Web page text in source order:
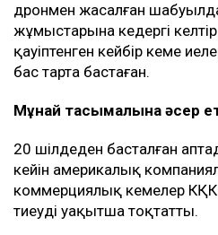
дронмен жасалған
жұмыстарына кедергі
қауіптенген кейбір кеме
бас тарта бастаған.
Мұнай тасымалына әсер
20 шілдеден басталған
кейін америкалық
коммерциялық кемелер
тиеуді уақытша тоқтатты.